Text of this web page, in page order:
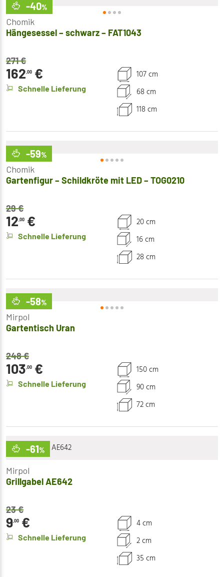
-40%
Chomik
Hängesessel – schwarz – FAT1043
271€
162,00 €
Schnelle Lieferung
107 cm
68 cm
118 cm
-59%
Chomik
Gartenfigur – Schildkröte mit LED – TOG0210
29€
12,00 €
Schnelle Lieferung
20 cm
16 cm
28 cm
-58%
Mirpol
Gartentisch Uran
248€
103,00 €
Schnelle Lieferung
150 cm
90 cm
72 cm
-61%
Mirpol
Grillgabel AE642
23€
9,00 €
Schnelle Lieferung
4 cm
2 cm
35 cm